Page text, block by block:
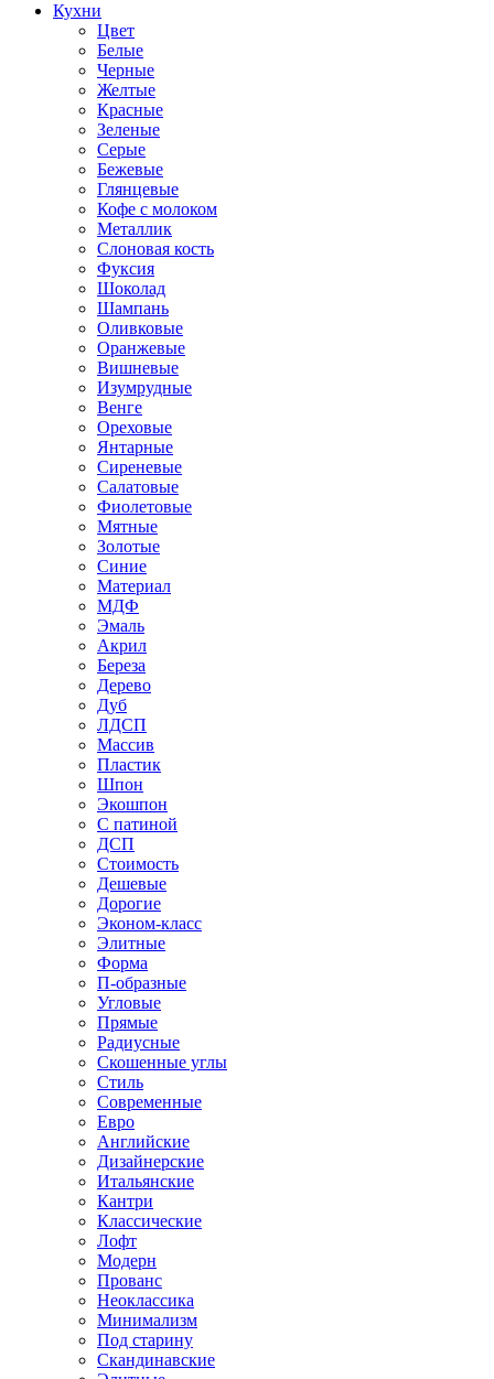
Кухни
Цвет
Белые
Черные
Желтые
Красные
Зеленые
Серые
Бежевые
Глянцевые
Кофе с молоком
Металлик
Слоновая кость
Фуксия
Шоколад
Шампань
Оливковые
Оранжевые
Вишневые
Изумрудные
Венге
Ореховые
Янтарные
Сиреневые
Салатовые
Фиолетовые
Мятные
Золотые
Синие
Материал
МДФ
Эмаль
Акрил
Береза
Дерево
Дуб
ЛДСП
Массив
Пластик
Шпон
Экошпон
С патиной
ДСП
Стоимость
Дешевые
Дорогие
Эконом-класс
Элитные
Форма
П-образные
Угловые
Прямые
Радиусные
Скошенные углы
Стиль
Современные
Евро
Английские
Дизайнерские
Итальянские
Кантри
Классические
Лофт
Модерн
Прованс
Неоклассика
Минимализм
Под старину
Скандинавские